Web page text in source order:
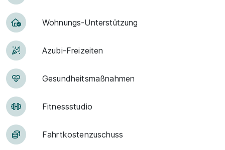
Woh­nungs-Un­ter­stüt­zung
Azubi-Frei­zei­ten
Ge­sund­heits­maß­nah­men
Fit­ness­stu­dio
Fahrt­kosten­zu­schuss